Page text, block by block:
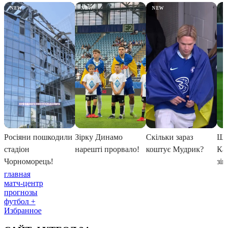
главная
матч-центр
прогнозы
футбол +
Избранное